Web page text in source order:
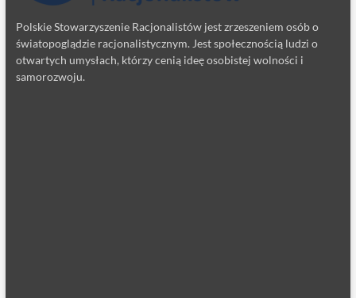
Polskie Stowarzyszenie Racjonalistów jest zrzeszeniem osób o
światopoglądzie racjonalistycznym. Jest społecznością ludzi o
otwartych umysłach, którzy cenią ideę osobistej wolności i
samorozwoju.